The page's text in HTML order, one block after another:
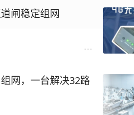
闸稳定组网
网，一台解决32路